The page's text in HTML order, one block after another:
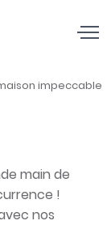
impeccable
main de
!
nos